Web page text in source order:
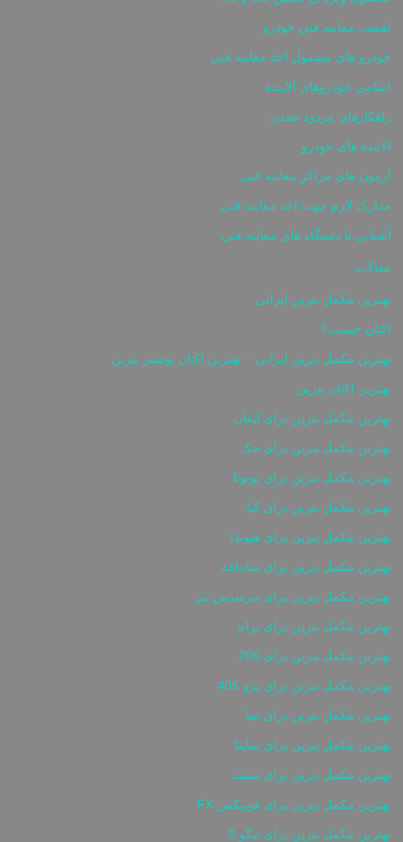
اهمیت معاینه فنی خودرو
خودرو های مشمول اخذ معاینه فنی
اسامی خودروهای آلاینده
راهکارهای مردود نشدن
آلاینده های خودرو
آزمون های مراکز معاینه فنی
مدارک لازم جهت اخذ معاینه فنی
آشنایی با دستگاه های معاینه فنی
مقالات
بهترین مکمل بنزین ایرانی
اکتان چیست؟
بهترین مکمل بنزین ایرانی – بهترین اکتان بوستر بنزین
بهترین اکتان بنزین
بهترین مکمل بنزین برای لیفان
بهترین مکمل بنزین برای جک
بهترین مکمل بنزین برای تویوتا
بهترین مکمل بنزین برای کیا
بهترین مکمل بنزین برای هیوندا
بهترین مکمل بنزین برای سانتافه
بهترین مکمل بنزین برای مرسدس بنز
بهترین مکمل بنزین برای پراید
بهترین مکمل بنزین برای 206
بهترین مکمل بنزین برای پژو 405
بهترین مکمل بنزین برای تیبا
بهترین مکمل بنزین برای ساینا
بهترین مکمل بنزین برای سمند
بهترین مکمل بنزین برای فونیکس FX
بهترین مکمل بنزین برای تیگو 8